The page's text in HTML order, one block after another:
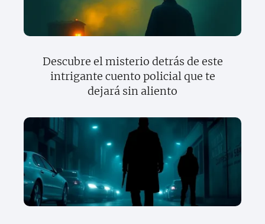
Descubre el misterio detrás de este
intrigante cuento policial que te
dejará sin aliento